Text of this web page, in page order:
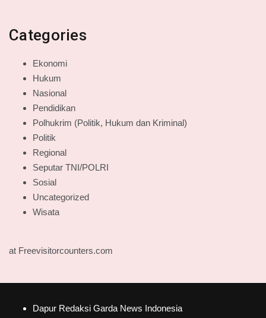
Categories
Ekonomi
Hukum
Nasional
Pendidikan
Polhukrim (Politik, Hukum dan Kriminal)
Politik
Regional
Seputar TNI/POLRI
Sosial
Uncategorized
Wisata
at Freevisitorcounters.com
Dapur Redaksi Garda News Indonesia